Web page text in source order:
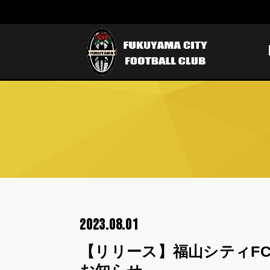
2023.08.01
【リリース】福山シティ